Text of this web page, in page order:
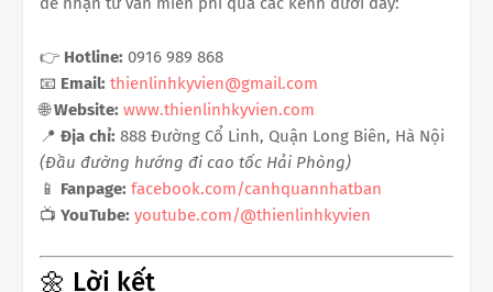
👉 Hotline: 0916 989 868
📧 Email: thienlinhkyvien@gmail.com
🌐Website: www.thienlinhkyvien.com
📍 Địa chỉ: 888 Đường Cổ Linh, Quận Long Biên, Hà Nội
(Đầu đường hướng đi cao tốc Hải Phòng)
📱 Fanpage: facebook.com/canhquannhatban
📺 YouTube: youtube.com/@thienlinhkyvien
🌼 Lời kết